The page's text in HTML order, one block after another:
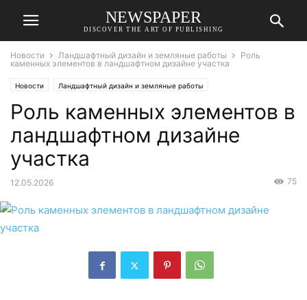
NEWSPAPER
DISCOVER THE ART OF PUBLISHING
Новости Ландшафтный дизайн и земляные работы
Роль
каменных элементов в ландшафтном дизайне участка
Новости Ландшафтный дизайн и земляные работы
Роль каменных элементов в
ландшафтном дизайне
участка
12.05.2026 75